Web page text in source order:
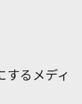
するメディ